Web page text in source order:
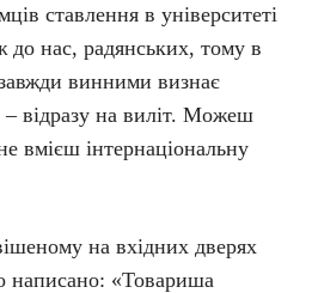
ставлення в університеті
нас, радянських, тому в
винними визнає
відразу на виліт. Можеш
вмієш інтернаціональну
на вхідних дверях
написано: «Товариша